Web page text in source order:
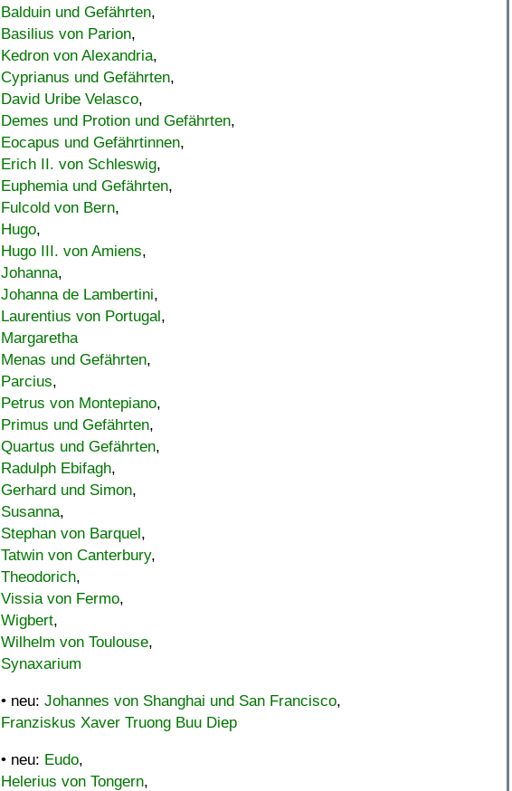
Balduin und Gefährten,
Basilius von Parion,
Kedron von Alexandria,
Cyprianus und Gefährten,
David Uribe Velasco,
Demes und Protion und Gefährten,
Eocapus und Gefährtinnen,
Erich II. von Schleswig,
Euphemia und Gefährten,
Fulcold von Bern,
Hugo,
Hugo III. von Amiens,
Johanna,
Johanna de Lambertini,
Laurentius von Portugal,
Margaretha
Menas und Gefährten,
Parcius,
Petrus von Montepiano,
Primus und Gefährten,
Quartus und Gefährten,
Radulph Ebifagh,
Gerhard und Simon,
Susanna,
Stephan von Barquel,
Tatwin von Canterbury,
Theodorich,
Vissia von Fermo,
Wigbert,
Wilhelm von Toulouse,
Synaxarium
• neu: Johannes von Shanghai und San Francisco,
Franziskus Xaver Truong Buu Diep
• neu: Eudo,
Helerius von Tongern,